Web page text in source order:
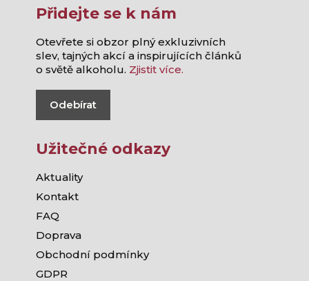
Přidejte se k nám
Otevřete si obzor plný exkluzivních
slev, tajných akcí a inspirujících článků
o světě alkoholu. Zjistit více.
Odebírat
Užitečné odkazy
Aktuality
Kontakt
FAQ
Doprava
Obchodní podmínky
GDPR